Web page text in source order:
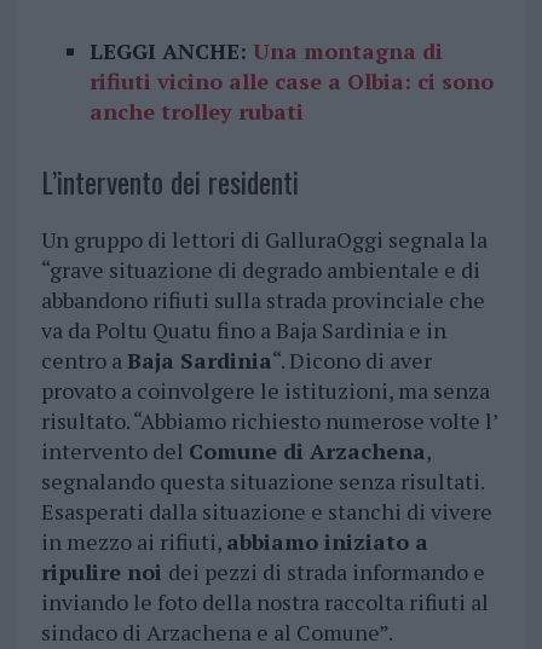
LEGGI ANCHE: Una montagna di
rifiuti vicino alle case a Olbia: ci sono
anche trolley rubati
L’intervento dei residenti
Un gruppo di lettori di GalluraOggi segnala la
“grave situazione di degrado ambientale e di
abbandono rifiuti sulla strada provinciale che
va da Poltu Quatu fino a Baja Sardinia e in
centro aBaja Sardinia“. Dicono di aver
provato a coinvolgere le istituzioni, ma senza
risultato. “Abbiamo richiesto numerose volte l’
intervento del Comune di Arzachena,
segnalando questa situazione senza risultati.
Esasperati dalla situazione e stanchi di vivere
in mezzo ai rifiuti, abbiamo iniziato a
ripulire noi dei pezzi di strada informando e
inviando le foto della nostra raccolta rifiuti al
sindaco di Arzachena e al Comune”.